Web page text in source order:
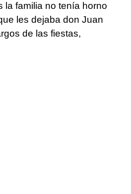
la familia no tenía horno
les dejaba don Juan
de las fiestas,